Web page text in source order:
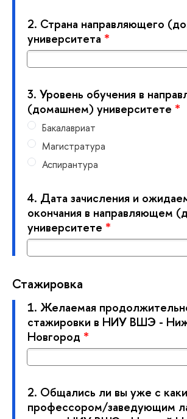
2. Страна направляющего
университета *
3. Уровень обучения в
(домашнем) университете *
Бакалавриат
Магистратура
Аспирантура
4. Дата зачисления и
окончания в направляющем
университете *
Стажировка
1. Желаемая
стажировки в НИУ ВШЭ -
Новгород *
2. Общались ли вы уже с
профессором/заведующим